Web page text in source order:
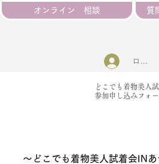
オンライン 相談 質
ログイ
どこでも着物美人
参加申し込みフォー
〜どこでも着物美人試着会IN